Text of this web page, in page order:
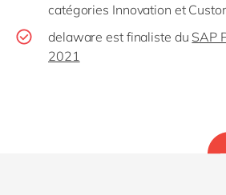
catégories Innovation et
delaware est finaliste du SAP
2021